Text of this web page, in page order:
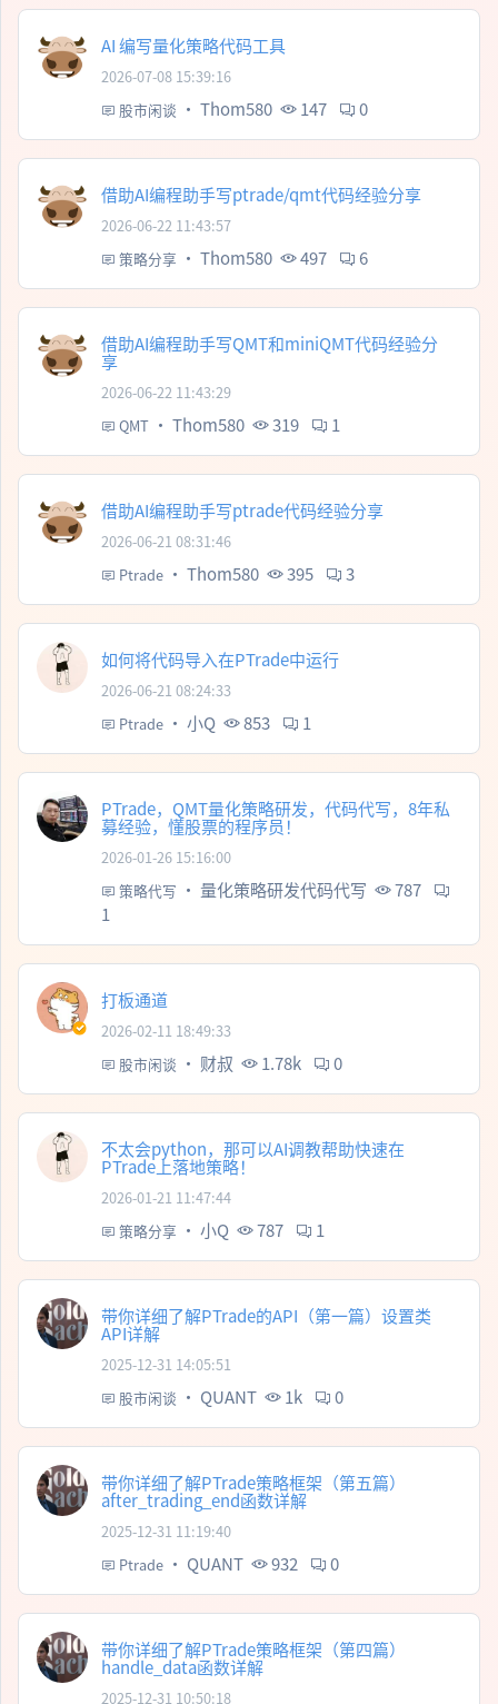
AI 编写量化策略代码工具
2026-07-08 15:39:16
股市闲谈 · Thom580 147 0
借助AI编程助手写ptrade/qmt代码经验分享
2026-06-22 11:43:57
策略分享 · Thom580 497 6
借助AI编程助手写QMT和miniQMT代码经验分
享
2026-06-22 11:43:29
QMT · Thom580 319 1
借助AI编程助手写ptrade代码经验分享
2026-06-21 08:31:46
Ptrade · Thom580 395 3
如何将代码导入在PTrade中运行
2026-06-21 08:24:33
Ptrade · 小Q 853 1
PTrade，QMT量化策略研发，代码代写，8年私
募经验，懂股票的程序员！
2026-01-26 15:16:00
策略代写 · 量化策略研发代码代写
787
1
打板通道
2026-02-11 18:49:33
股市闲谈 · 财叔 1.78k 0
不太会python，那可以AI调教帮助快速在
PTrade上落地策略！
2026-01-21 11:47:44
策略分享 · 小Q 787 1
带你详细了解PTrade的API（第一篇）设置类
API详解
2025-12-31 14:05:51
股市闲谈 · QUANT 1k 0
带你详细了解PTrade策略框架（第五篇）
after_trading_end函数详解
2025-12-31 11:19:40
Ptrade · QUANT 932 0
带你详细了解PTrade策略框架（第四篇）
handle_data函数详解
2025-12-31 10:50:18